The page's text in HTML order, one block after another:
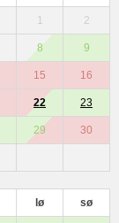
1 2
8 9
15 16
22 23
29 30
lø sø